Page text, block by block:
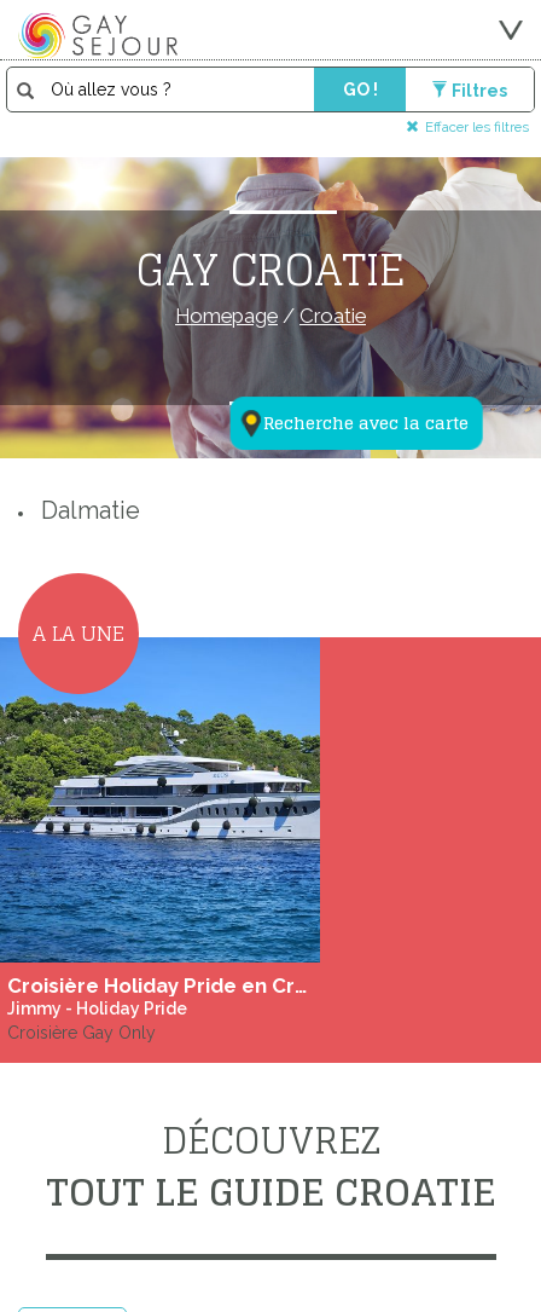
GO ! Filtres
Effacer les filtres
Recherche avec la carte
GAY CROATIE
Homepage / Croatie
Dalmatie
A LA UNE
Croisière Holiday Pride en Croatie à bord du MS Zeus
Jimmy - Holiday Pride
Croisière Gay Only
DÉCOUVREZ
TOUT LE GUIDE CROATIE